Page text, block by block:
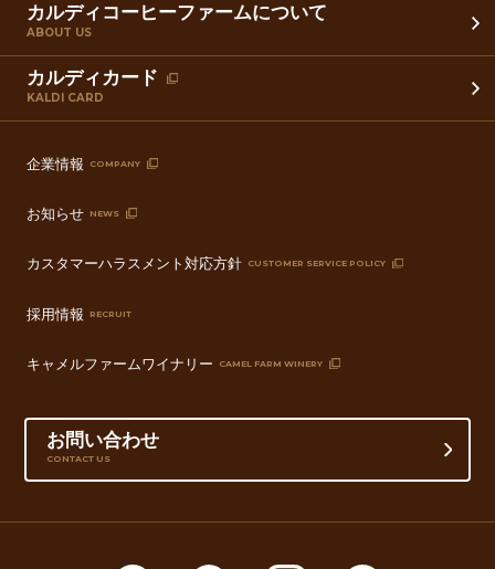
カルディコーヒーファームについて
ABOUT US
カルディカード
KALDI CARD
企業情報 COMPANY
お知らせ NEWS
カスタマーハラスメント対応方針 CUSTOMER SERVICE POLICY
採用情報 RECRUIT
キャメルファームワイナリー CAMEL FARM WINERY
お問い合わせ
CONTACT US